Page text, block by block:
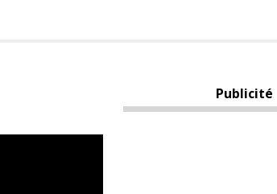
Publicité